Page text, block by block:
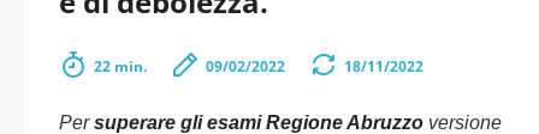
22 min. 09/02/2022 18/11/2022
Persuperare gli esami Regione Abruzzo versione